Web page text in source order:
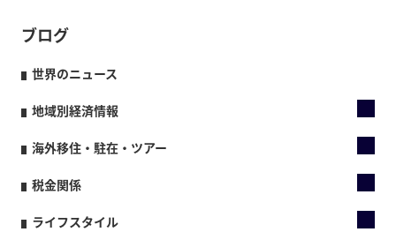
ブログ
世界のニュース
地域別経済情報
海外移住・駐在・ツアー
税金関係
ライフスタイル